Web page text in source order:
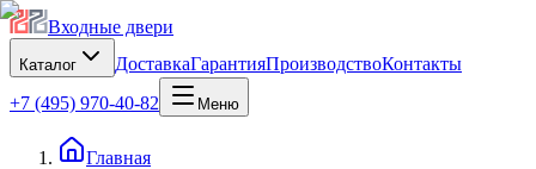
Входные двери
Каталог ДоставкаГарантияПроизводствоКонтакты
+7 (495) 970-40-82
Меню
Главная